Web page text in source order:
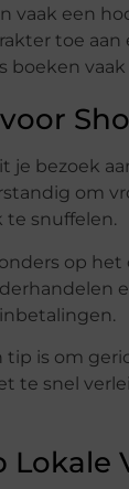
vaak een
toe
boeken
je bezoek
om
te snuffelen.
op
tip is om
te snel